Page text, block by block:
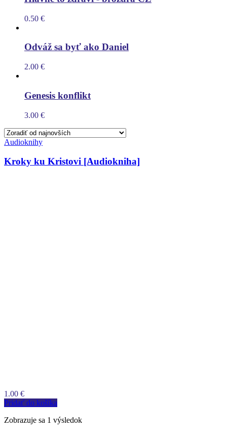
0.50 €
Odváž sa byť ako Daniel
2.00 €
Genesis konflikt
3.00 €
Audioknihy
Kroky ku Kristovi [Audiokniha]
1.00 €
Pridať do košíka
Zobrazuje sa 1 výsledok